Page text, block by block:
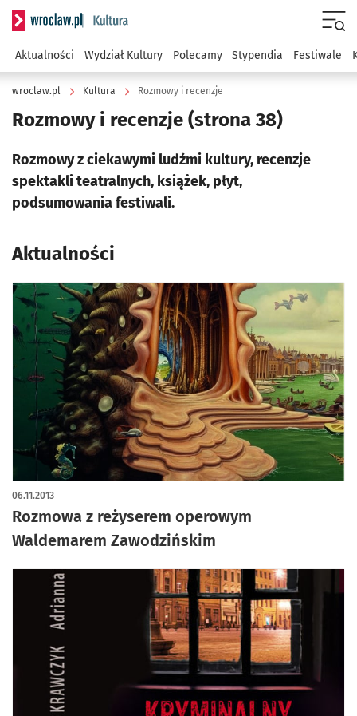
Serwis informacyjny wroclaw.pl podserwis: Kultura
Aktualności Wydział Kultury Polecamy Stypendia Festiwale
wroclaw.pl Kultura Rozmowy i recenzje
Rozmowy i recenzje (strona 38)
Rozmowy z ciekawymi ludźmi kultury, recenzje
spektakli teatralnych, książek, płyt,
podsumowania festiwali.
Aktualności
Rozmowa z reżyserem operowym
Waldemarem Zawodzińskim
06.11.2013